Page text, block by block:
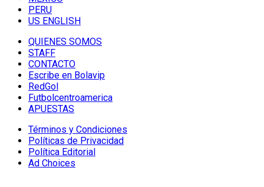
PERU
US ENGLISH
QUIENES SOMOS
STAFF
CONTACTO
Escribe en Bolavip
RedGol
Futbolcentroamerica
APUESTAS
Términos y Condiciones
Políticas de Privacidad
Política Editorial
Ad Choices